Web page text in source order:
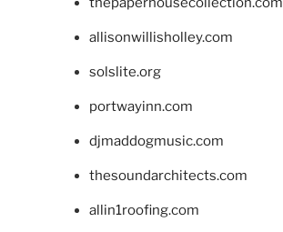
allisonwillisholley.com
solslite.org
portwayinn.com
djmaddogmusic.com
thesoundarchitects.com
allin1roofing.com